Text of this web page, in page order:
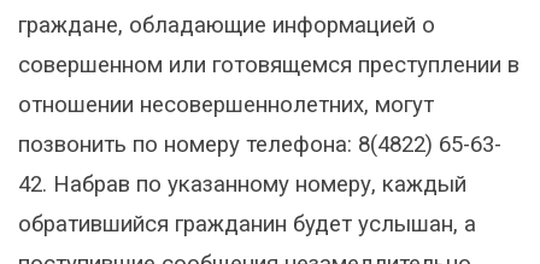
граждане, обладающие информацией о
совершенном или готовящемся преступлении в
отношении несовершеннолетних, могут
позвонить по номеру телефона: 8(4822) 65-63-
42. Набрав по указанному номеру, каждый
обратившийся гражданин будет услышан, а